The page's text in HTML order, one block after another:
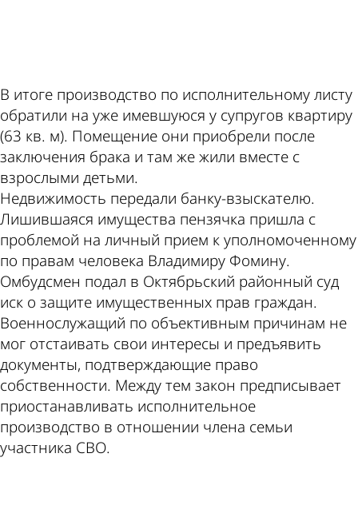
В итоге производство по исполнительному листу
обратили на уже имевшуюся у супругов квартиру
(63 кв. м). Помещение они приобрели после
заключения брака и там же жили вместе с
взрослыми детьми.
Недвижимость передали банку-взыскателю.
Лишившаяся имущества пензячка пришла с
проблемой на личный прием к уполномоченному
по правам человека Владимиру Фомину.
Омбудсмен подал в Октябрьский районный суд
иск о защите имущественных прав граждан.
Военнослужащий по объективным причинам не
мог отстаивать свои интересы и предъявить
документы, подтверждающие право
собственности. Между тем закон предписывает
приостанавливать исполнительное
производство в отношении члена семьи
участника СВО.